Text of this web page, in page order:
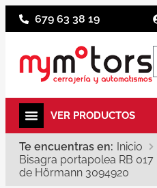
679 63 38 19
Te encuentras en: Inicio
Bisagra portapolea RB 017
de Hörmann 3094920